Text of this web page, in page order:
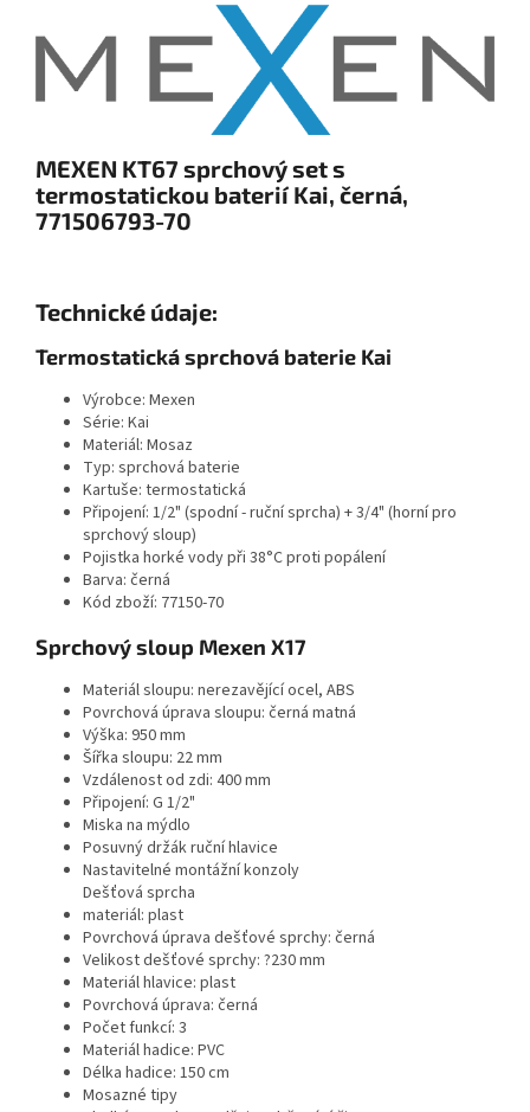
MEXEN KT67 sprchový set s
termostatickou baterií Kai, černá,
771506793-70
Technické údaje:
Termostatická sprchová baterie Kai
Výrobce: Mexen
Série: Kai
Materiál: Mosaz
Typ: sprchová baterie
Kartuše: termostatická
Připojení: 1/2" (spodní - ruční sprcha) + 3/4" (horní pro
sprchový sloup)
Pojistka horké vody při 38°C proti popálení
Barva: černá
Kód zboží: 77150-70
Sprchový sloup Mexen X17
Materiál sloupu: nerezavějící ocel, ABS
Povrchová úprava sloupu: černá matná
Výška: 950 mm
Šířka sloupu: 22 mm
Vzdálenost od zdi: 400 mm
Připojení: G 1/2"
Miska na mýdlo
Posuvný držák ruční hlavice
Nastavitelné montážní konzoly
Dešťová sprcha
materiál: plast
Povrchová úprava dešťové sprchy: černá
Velikost dešťové sprchy: ?230 mm
Materiál hlavice: plast
Povrchová úprava: černá
Počet funkcí: 3
Materiál hadice: PVC
Délka hadice: 150 cm
Mosazné tipy